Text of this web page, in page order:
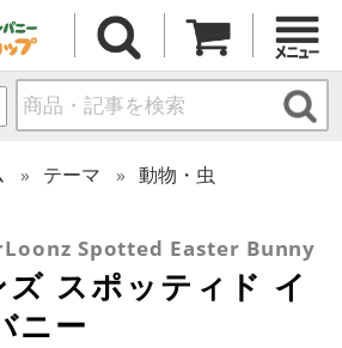
テーマ
動物・虫
ィング(空気自立型) バルーン
Spotted Easter Bunny
スポッティド イ
ニー